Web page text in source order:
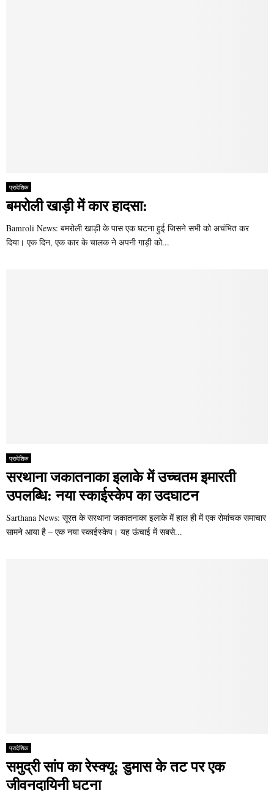
प्रादेशिक
बमरोली खाड़ी में कार हादसा:
Bamroli News: बमरोली खाड़ी के पास एक घटना हुई जिसने सभी को अचंभित कर
दिया। एक दिन, एक कार के चालक ने अपनी गाड़ी को...
प्रादेशिक
सरथाना जकातनाका इलाके में उच्चतम इमारती
उपलब्धि: नया स्काईस्केप का उदघाटन
Sarthana News: सूरत के सरथाना जकातनाका इलाके में हाल ही में एक रोमांचक समाचार
सामने आया है – एक नया स्काईस्केप। यह ऊंचाई में सबसे...
प्रादेशिक
समुद्री सांप का रेस्क्यू: डुमास के तट पर एक
जीवनदायिनी घटना